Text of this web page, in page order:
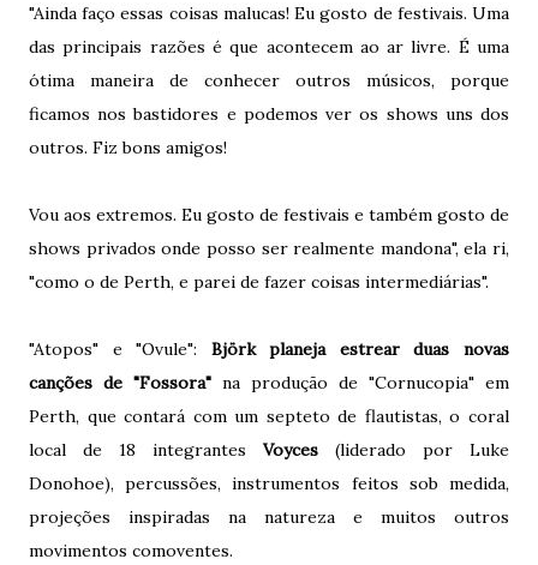
"Ainda faço essas coisas malucas! Eu gosto de festivais. Uma
das principais razões é que acontecem ao ar livre. É uma
ótima maneira de conhecer outros músicos, porque
ficamos nos bastidores e podemos ver os shows uns dos
outros. Fiz bons amigos!
Vou aos extremos. Eu gosto de festivais e também gosto de
shows privados onde posso ser realmente mandona", ela ri,
"como o de Perth, e parei de fazer coisas intermediárias".
"Atopos" e "Ovule": Björk planeja estrear duas novas
canções de "Fossora" na produção de "Cornucopia" em
Perth, que contará com um septeto de flautistas, o coral
local de 18 integrantes Voyces (liderado por Luke
Donohoe), percussões, instrumentos feitos sob medida,
projeções inspiradas na natureza e muitos outros
movimentos comoventes.